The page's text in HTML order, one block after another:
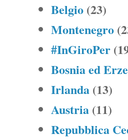
Belgio (23)
Montenegro
#InGiroPer
Bosnia ed
Irlanda (13)
Austria (11)
Repubblica